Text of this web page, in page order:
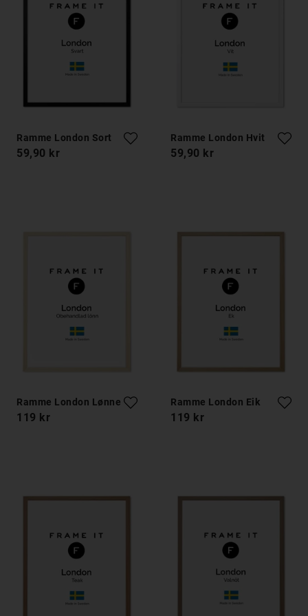
Ramme London Sort
59,90 kr
Ramme London Hvit
59,90 kr
Ramme London Lønnetre
119 kr
Ramme London Eik
119 kr